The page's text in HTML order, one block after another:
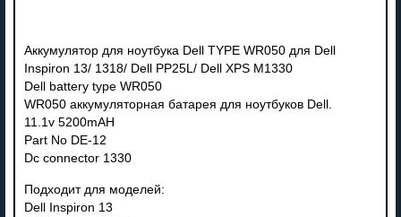
Аккумулятор для ноутбука Dell TYPE WR050 для Dell
Inspiron 13/ 1318/ Dell PP25L/ Dell XPS M1330
Dell battery type WR050
WR050 аккумуляторная батарея для ноутбуков Dell.
11.1v 5200mAH
Part No DE-12
Dc connector 1330
Подходит для моделей:
Dell Inspiron 13